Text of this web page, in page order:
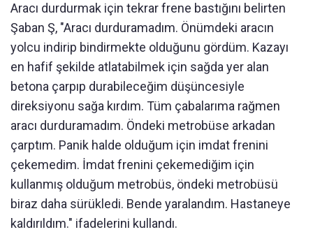
Aracı durdurmak için tekrar frene bastığını belirten
Şaban Ş, "Aracı durduramadım. Önümdeki aracın
yolcu indirip bindirmekte olduğunu gördüm. Kazayı
en hafif şekilde atlatabilmek için sağda yer alan
betona çarpıp durabileceğim düşüncesiyle
direksiyonu sağa kırdım. Tüm çabalarıma rağmen
aracı durduramadım. Öndeki metrobüse arkadan
çarptım. Panik halde olduğum için imdat frenini
çekemedim. İmdat frenini çekemediğim için
kullanmış olduğum metrobüs, öndeki metrobüsü
biraz daha sürükledi. Bende yaralandım. Hastaneye
kaldırıldım." ifadelerini kullandı.